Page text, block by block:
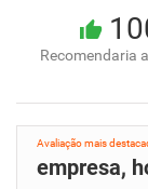
Recomendaria
Avaliação mais
empresa,